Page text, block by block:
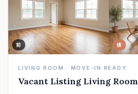
前 後
LIVING ROOM · MOVE-IN READY
Vacant Listing Living